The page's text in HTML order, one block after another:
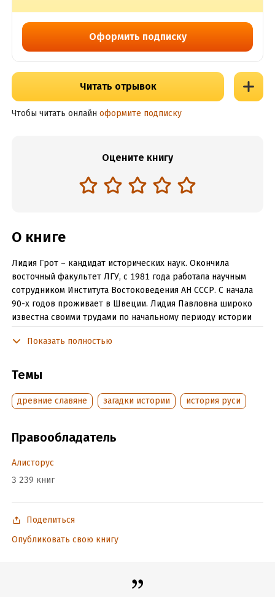
Оформить подписку
Читать отрывок
Чтобы читать онлайн оформите подписку
Оцените книгу
О книге
Лидия Грот – кандидат исторических наук. Окончила
восточный факультет ЛГУ, с 1981 года работала научным
сотрудником Института Востоковедения АН СССР. С начала
90-х годов проживает в Швеции. Лидия Павловна широко
известна своими трудами по начальному периоду истории
современным историкам: прекрасный стиль, интересные
норманнской теории происхождения русской
подрывают норманнистские позиции и научный авторитет
многих статусных лиц в официальной среде, что приводит к
яростным, отнюдь не академическим нападкам на историка-
Книга также издавалась под названием «Призвание варягов.
Подробная информация
Дата написания:1 января 2012
Показать полностью
Темы
древние славяне загадки истории история руси
Правообладатель
Алисторус
3 239 книг
Поделиться
Опубликовать свою книгу